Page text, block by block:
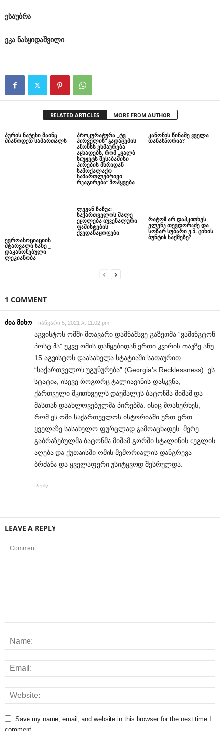
ესაუბრა
ეკა ნასყიდაშვილი
RELATED ARTICLES MORE FROM AUTHOR
პურის ნატეხი მაინც
მიაწოდეთ სამართალს
პროკურატურა „ტვ
პირველის“ გადაცემის
ანონსს ეხმაურება
აცხადებს, რომ „ყალბ
სიუჟეტს შესაბამისი
პირების მხრიდან
სამოქალაქო
სამართლებრივი
რეაგირება“ მოჰყვება
კანონის წინაშე ყველა
თანასწორია?
ევროასოციაციის
მტარვალი სახე _
დაკანონებული
ლეკიანობა
ლევან ჩაჩუა:
საქართველოს მალე
ეყოლება იუვენალური
ფაშისტების
ქვედანაყოფები
რატომ არ დაჰკითხეს
ელენე თევდორაძე და
სოზარ სუბარი ე.წ. ციხის
ბუნტის საქმეზე?
1 COMMENT
ძია მიხო იანვარი 5, 2021 At 11:02 pm
აგვისტოს ომში მთავარი დამნაშავე გაზეთმა “ვაშინგტონ
პოსტ.მა” უკვე ომის დაწყებიდან ერთი კვირის თავზე ანუ
15 აგვისტოს დაასახელა სტატიაში სათაურით
“საქართველოს უგუნურება” (Georgia’s Recklessness). ეს
სტატია, ისევე როგორც ტალიავინის დასკვნა,
ქართველი მკითხველს დაუმალეს ბატონმა მიშამ და
მასთან დაახლოვებულმა პირებმა. ისიც მოახერხეს,
რომ ეს ომი საქართველოს ისტორიაში ერთ-ერთ
ყველაზე სასახელო ფურცლად გამოაცხადეს. მერე
გაბრაზებულმა ბატონმა მიშამ გორში სტალინის ძეგლის
აღება და ქუთაისში ომის მემორიალის დანგრევა
ბრძანა და ყველაფერი უსიტყვოდ შესრულდა.
Reply
LEAVE A REPLY
Save my name, email, and website in this browser for the next time I
comment.